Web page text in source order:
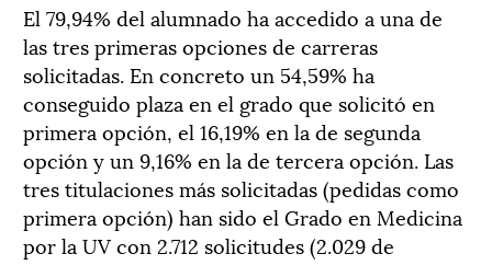
El 79,94% del alumnado ha accedido a una de
las tres primeras opciones de carreras
solicitadas. En concreto un 54,59% ha
conseguido plaza en el grado que solicitó en
primera opción, el 16,19% en la de segunda
opción y un 9,16% en la de tercera opción. Las
tres titulaciones más solicitadas (pedidas como
primera opción) han sido el Grado en Medicina
por la UV con 2.712 solicitudes (2.029 de